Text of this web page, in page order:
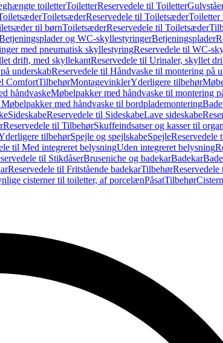
toiletterToiletterReservedele til Toiletter
ToiletsæderReservedele til ToiletsæderToiletter
til børnToiletsæderReservedele til Toiletsæder
og WC-skyllestyringerBetjeningsplader
med pneumatisk skyllestyringReservedele til WC-
drift, med skyllekantReservedele til Urinaler, skyllet
underskabReservedele til Håndvaske til montering på
ComfortTilbehørMontagevinklerYderligere tilbehør
håndvaskeMøbelpakker med håndvaske til montering
med håndvaske til bordplademontering
SideskabeReservedele til SideskabeLave sideskabe
Reservedele til TilbehørSkuffeindsatser og kasser til
tilbehørSpejle og spejlskabeSpejleReservedele
til Med integreret belysningUden integreret belysning
til StikdåserBruseniche og badekarBadekar
Reservedele til Fritstående badekarTilbehør
cisterner til toiletter, af porcelænPåsatTilbehør